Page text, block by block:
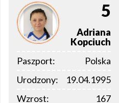
5
Adriana
Kopciuch
Paszport:
Polska
Urodzony:
19.04.1995
Wzrost:
167